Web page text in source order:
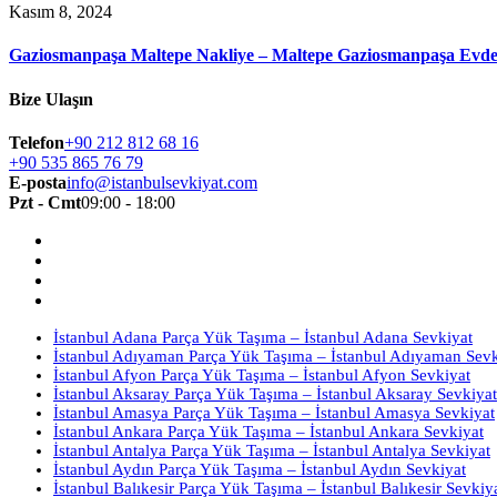
Kasım 8, 2024
Gaziosmanpaşa Maltepe Nakliye – Maltepe Gaziosmanpaşa
Bize Ulaşın
Telefon+90 212 812 68 16
+90 535 865 76 79
E-postainfo@istanbulsevkiyat.com
Pzt - Cmt09:00 - 18:00
İstanbul Adana Parça Yük Taşıma – İstanbul Adana Sevkiyat
İstanbul Adıyaman Parça Yük Taşıma – İstanbul Adıyaman
İstanbul Afyon Parça Yük Taşıma – İstanbul Afyon Sevkiyat
İstanbul Aksaray Parça Yük Taşıma – İstanbul Aksaray Sevkiyat
İstanbul Amasya Parça Yük Taşıma – İstanbul Amasya Sevkiyat
İstanbul Ankara Parça Yük Taşıma – İstanbul Ankara Sevkiyat
İstanbul Antalya Parça Yük Taşıma – İstanbul Antalya Sevkiyat
İstanbul Aydın Parça Yük Taşıma – İstanbul Aydın Sevkiyat
İstanbul Balıkesir Parça Yük Taşıma – İstanbul Balıkesir